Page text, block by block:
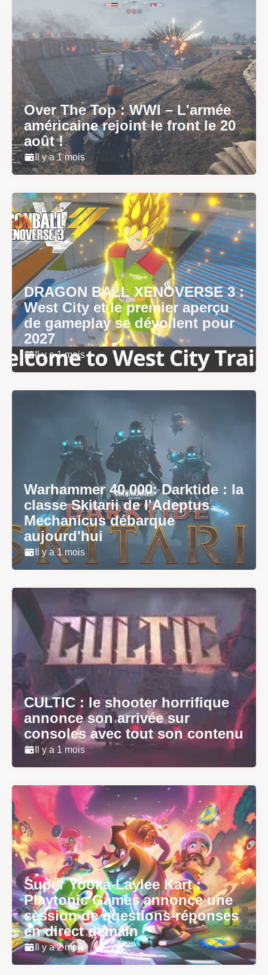
Over The Top : WWI – L'armée
américaine rejoint le front le 20
août !
Il y a 1 mois
DRAGON BALL XENOVERSE 3 :
West City et le premier aperçu
de gameplay se dévoilent pour
2027
Il y a 1 mois
Warhammer 40,000: Darktide : la
classe Skitarii de l'Adeptus
Mechanicus débarque
aujourd'hui
Il y a 1 mois
CULTIC : le shooter horrifique
annonce son arrivée sur
consoles avec tout son contenu
Il y a 1 mois
Super Yooka-Laylee Kart :
Playtonic Games annonce une
session de questions-réponses
en direct demain
Il y a 2 mois